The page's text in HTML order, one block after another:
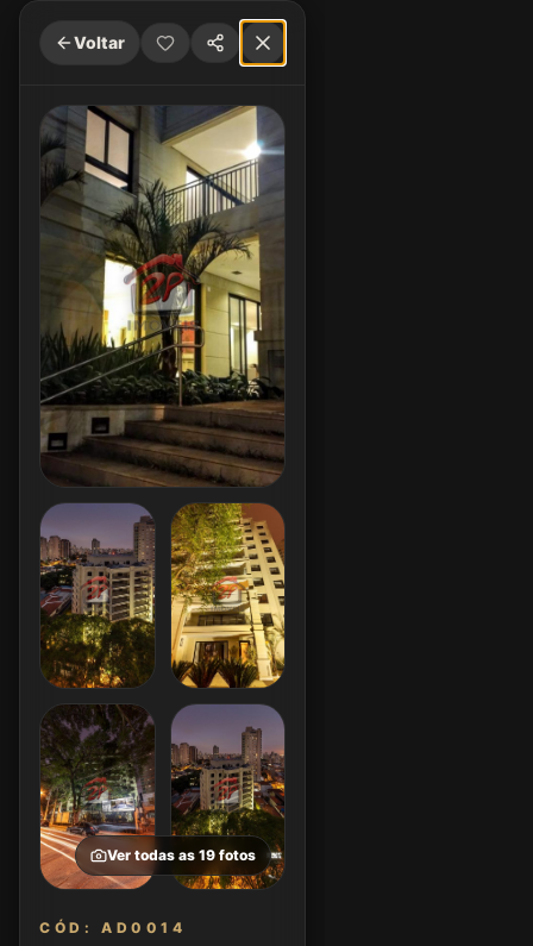
Voltar
Ver todas as 19 fotos
CÓD: AD0014